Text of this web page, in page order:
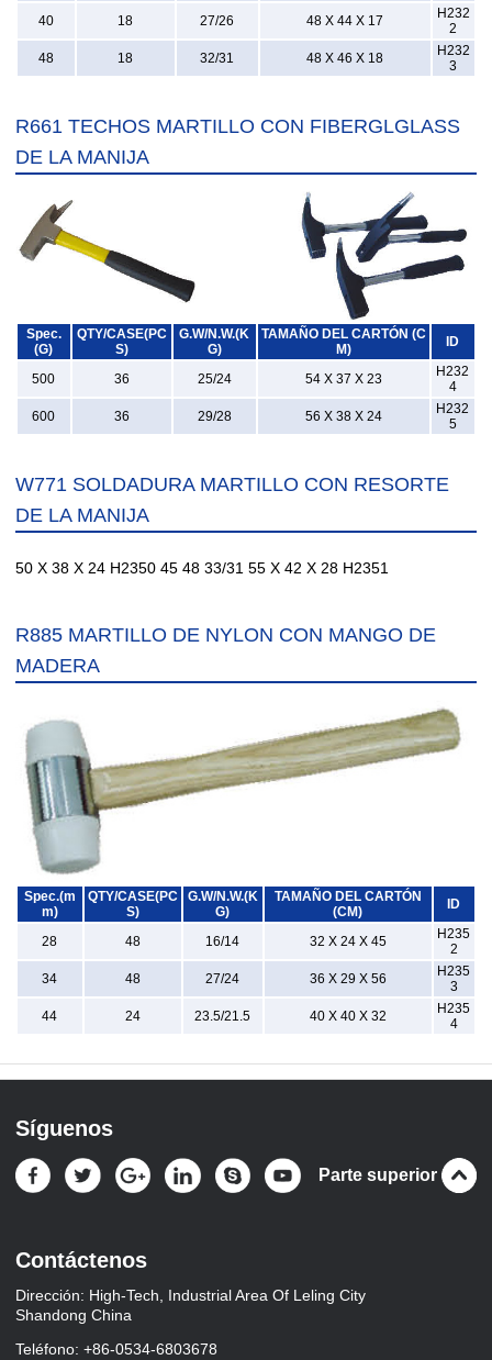
40
18 27/26 48 X 44 X 17
H232
2
48
18 32/31 48 X 46 X 18
H232
3
R661 TECHOS MARTILLO CON FIBERGLGLASS
DE LA MANIJA
Spec.
(G)
QTY/CASE(PC
S)
G.W/N.W.(K
G)
TAMAÑO DEL CARTÓN (C
M)
ID
500 36 25/24 54 X 37 X 23
H232
4
600
36 29/28 56 X 38 X 24
H232
5
W771 SOLDADURA MARTILLO CON RESORTE
DE LA MANIJA
50 X 38 X 24 H2350 45 48 33/31 55 X 42 X 28 H2351
R885 MARTILLO DE NYLON CON MANGO DE
MADERA
Spec.(m
m)
QTY/CASE(PC
S)
G.W/N.W.(K
G)
TAMAÑO DEL CARTÓN
(CM)
ID
28 48 16/14 32 X 24 X 45
H235
2
34
48 27/24 36 X 29 X 56
H235
3
44
24 23.5/21.5 40 X 40 X 32
H235
4
Síguenos
Parte superior
Contáctenos
Dirección: High-Tech, Industrial Area Of Leling City
Shandong China
Teléfono: +86-0534-6803678